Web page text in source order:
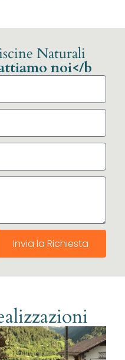
Naturali
noi</b
Invia la Richiesta